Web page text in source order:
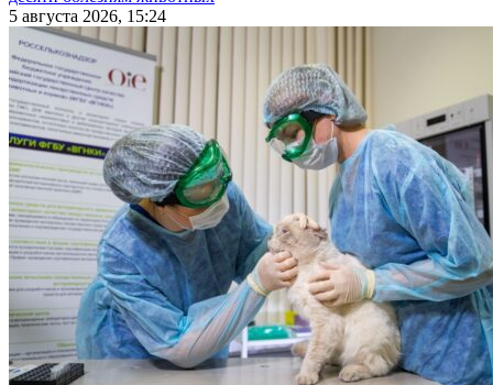
5 августа 2026, 15:24